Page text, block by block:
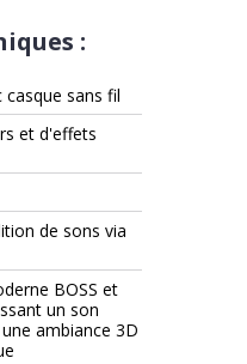
:
sans fil
et d'effets
de sons via
BOSS et
un son
ambiance 3D